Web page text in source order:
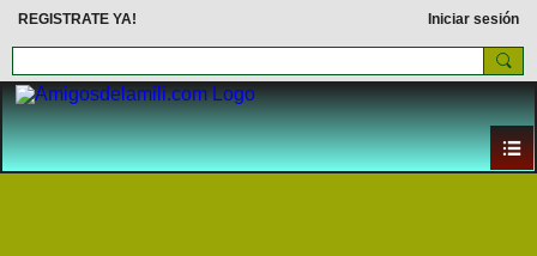
REGISTRATE YA! Iniciar sesión